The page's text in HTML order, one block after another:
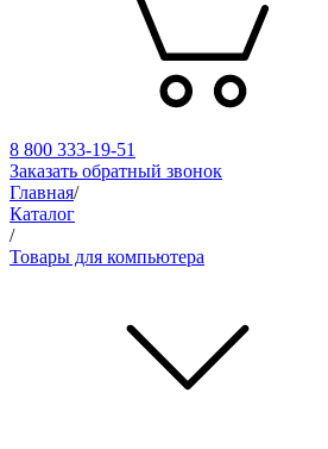
8 800 333-19-51
Заказать обратный звонок
Главная/
Каталог
/
Товары для компьютера